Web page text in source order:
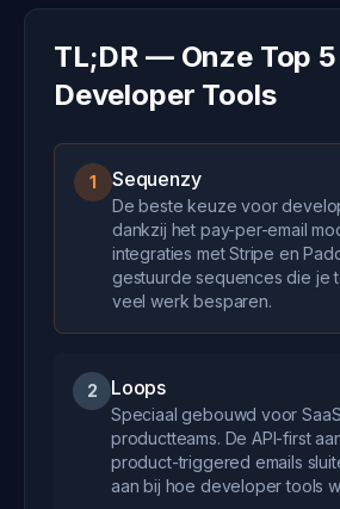
TL;DR — Onze Top
Developer Tools
1 Sequenzy
De beste keuze voor
dankzij het pay-per-email
integraties met Stripe en
gestuurde sequences die je
veel werk besparen.
2 Loops
Speciaal gebouwd voor
productteams. De API-first
product-triggered emails
aan bij hoe developer tools